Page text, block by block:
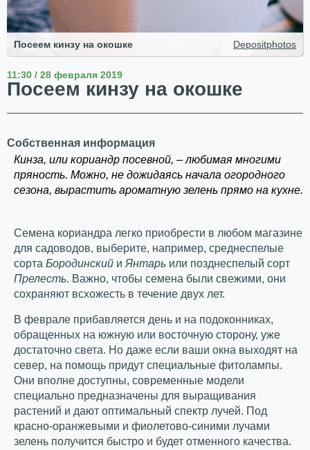
Depositphotos
Посеем кинзу на окошке
11:30 / 28 февраля 2019
Посеем кинзу на окошке
Собственная информация
Кинза, или кориандр посевной, – любимая многими
пряность. Можно, не дожидаясь начала огородного
сезона, вырастить ароматную зелень прямо на кухне.
Семена кориандра легко приобрести в любом магазине
для садоводов, выберите, например, среднеспелые
сорта Бородинский и Янтарь или позднеспелый сорт
Прелесть. Важно, чтобы семена были свежими, они
сохраняют всхожесть в течение двух лет.
В феврале прибавляется день и на подоконниках,
обращенных на южную или восточную сторону, уже
достаточно света. Но даже если ваши окна выходят на
север, на помощь придут специальные фитолампы.
Они вполне доступны, современные модели
специально предназначены для выращивания
растений и дают оптимальный спектр лучей. Под
красно-оранжевыми и фиолетово-синими лучами
зелень получится быстро и будет отменного качества.